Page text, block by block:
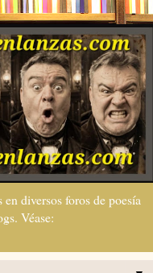
diversos foros de poesía
Véase: